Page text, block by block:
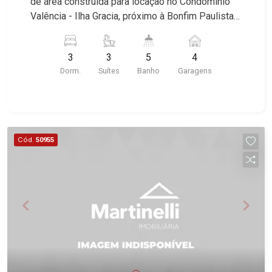
Valência - Ilha Gracia, próximo à Bonfim Paulista -
Preto/SP. Conheça as características deste
imóvel que a Martinelli Imobiliária selecionou
para você: - 250m² de área terreno e 137m² de
Churrasqueira - Quintal - Corredor lateral - Jardim
- 4 vagas Martinelli Imobiliária - excelência
somos especialistas na venda e locação de
casas térreas, sobrados e terrenos nos mais
desejados condomínios da Zona Sul, conhecidos
qualidade de vida incomparável. Atuamos nos
3
Dorm.
3
Suítes
5
Banho
4
Garagens
Cód. 50955